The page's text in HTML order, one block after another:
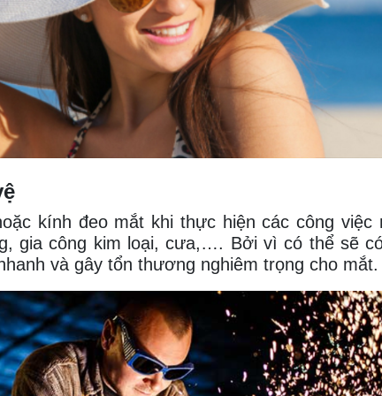
kính đeo mắt khi thực hiện các công việc
gia công kim loại, cưa,…. Bởi vì có thể sẽ
và gây tổn thương nghiêm trọng cho mắt.